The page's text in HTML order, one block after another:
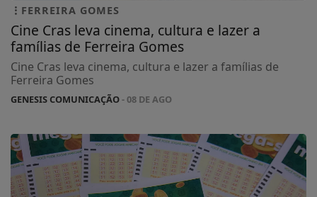
FERREIRA GOMES
Cine Cras leva cinema, cultura e lazer a
famílias de Ferreira Gomes
Cine Cras leva cinema, cultura e lazer a famílias de
Ferreira Gomes
GENESIS COMUNICAÇÃO- 08 DE AGO